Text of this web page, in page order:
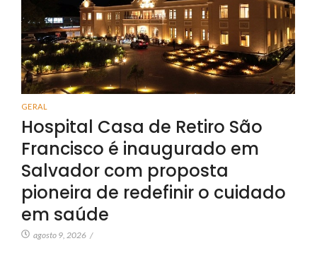
GERAL
Hospital Casa de Retiro São
Francisco é inaugurado em
Salvador com proposta
pioneira de redefinir o cuidado
em saúde
agosto 9, 2026 /